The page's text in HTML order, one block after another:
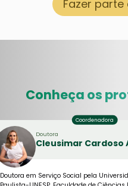
Fazer
Conheça os
Doutora
Cleusimar Cardoso
Doutora em Serviço Social pela